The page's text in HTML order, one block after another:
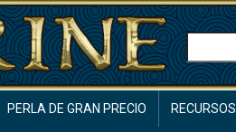
Buscar
PERLA DE GRAN PRECIO RECURSOS